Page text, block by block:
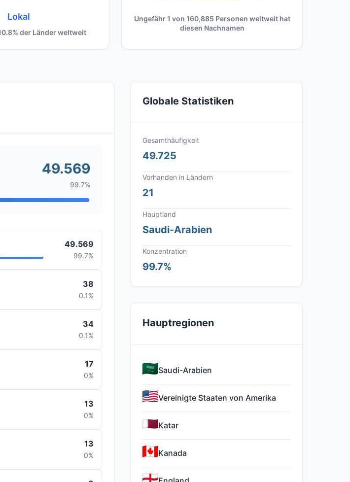
Lokal
der Länder weltweit
Ungefähr 1 von 160,885 Personen weltweit hat
diesen Nachnamen
49.569
99.7%
49.569
99.7%
38
0.1%
34
0.1%
17
0%
13
0%
13
0%
Globale Statistiken
Gesamthäufigkeit
49.725
Vorhanden in Ländern
21
Hauptland
Saudi-Arabien
Konzentration
99.7%
Hauptregionen
Saudi-Arabien
Vereinigte Staaten von Amerika
Katar
Kanada